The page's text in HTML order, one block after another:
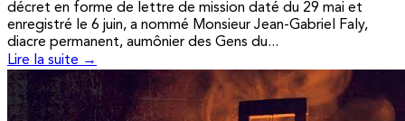
décret en forme de lettre de mission daté du 29 mai et
enregistré le 6 juin, a nommé Monsieur Jean-Gabriel Faly,
diacre permanent, aumônier des Gens du...
Lire la suite →